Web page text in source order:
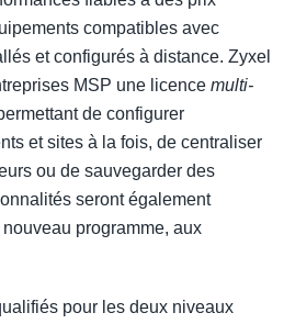
compatibles avec
et configurés à distance. Zyxel
MSP une licence multi-
de configurer
et sites à la fois, de centraliser
ou de sauvegarder des
seront également
programme, aux
pour les deux niveaux